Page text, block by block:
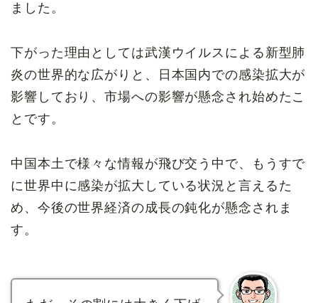
ました。
下がった理由としては武漢ウイルスによる新型肺
炎の世界的な広がりと、日本国内での感染拡大が
影響しており、市場への影響が懸念され始めたこ
とです。
中国本土で様々な情報が飛び交う中で、もうすで
に世界中に感染が拡大している状況と言えるた
め、今後の世界経済の成長の鈍化が懸念されま
す。